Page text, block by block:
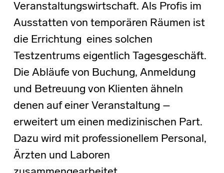
Veranstaltungswirtschaft. Als Profis im
Ausstatten von temporären Räumen ist
die Errichtung eines solchen
Testzentrums eigentlich Tagesgeschäft.
Die Abläufe von Buchung, Anmeldung
und Betreuung von Klienten ähneln
denen auf einer Veranstaltung –
erweitert um einen medizinischen Part.
Dazu wird mit professionellem Personal,
Ärzten und Laboren